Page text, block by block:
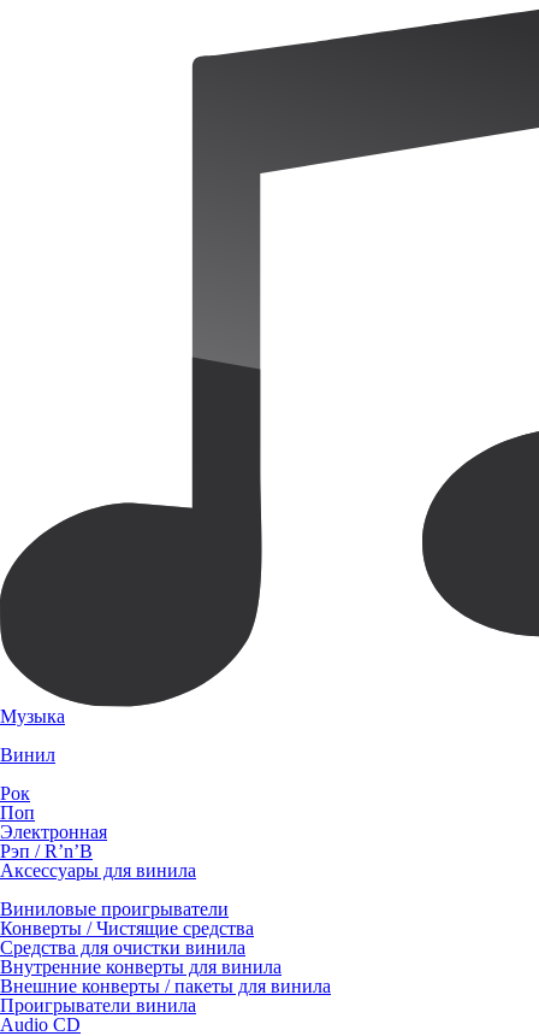
Музыка
Винил
Рок
Поп
Электронная
Рэп / R’n’B
Аксессуары для винила
Виниловые проигрыватели
Конверты / Чистящие средства
Средства для очистки винила
Внутренние конверты для винила
Внешние конверты / пакеты для винила
Проигрыватели винила
Audio CD